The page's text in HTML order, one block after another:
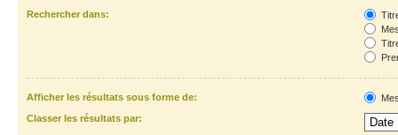
Rechercher dans:
Afficher les résultats sous forme de:
Classer les résultats par: